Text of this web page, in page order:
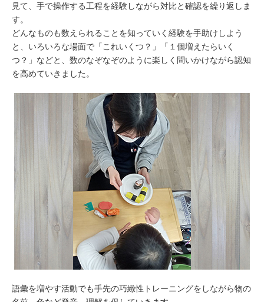
見て、手で操作する工程を経験しながら対比と確認を繰り返しま
す。
どんなものも数えられることを知っていく経験を手助けしよう
と、いろいろな場面で「これいくつ？」「１個増えたらいく
つ？」などと、数のなぞなぞのように楽しく問いかけながら認知
を高めていきました。
語彙を増やす活動でも手先の巧緻性トレーニングをしながら物の